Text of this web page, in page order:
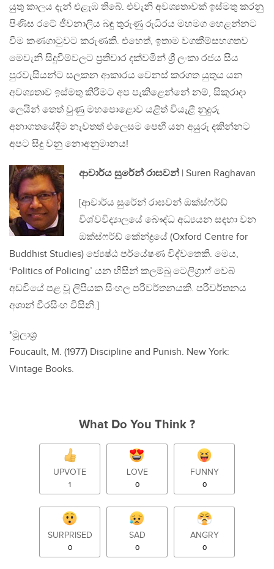
යුතු කාලය දැන් එළැඹ තිබේ. එවැනි අවශ්‍යතාවක් ඉස්මතු කරනු
පිණිස රටේ ජීවනාලිය බඳු තුරුණු රුධිරය මහමග හෙළන්නට
වීම කණගාටුවට කරුණකි. එහෙත්, ඉතාම වගකීම්සහගතව
මෙවැනි සිදුවීම්වලට ප්‍රතිචාර දක්වමින් ශ්‍රී ලංකා රජය සිය
පුරවැසියන්ට සලකන ආකාරය වෙනස් කරගත යුතුය යන
අවශ්‍යතාව ඉස්මතු කිරීමට අප පැකිළෙන්නේ නම්, සිකුරාදා
ලෙයින් තෙත් වුණු මහපොළොව යළිත් වියැළී නුදුරු
අනාගතයේදීම නැවතත් එලෙසම පෙඟී යන අයුරු දකින්නට
අපට සිදු වනු නොඅනුමානය!
ආචාර්ය සුරේන් රාඝවන් | Suren Raghavan
[ආචාර්ය සුරේන් රාඝවන් ඔක්ස්ෆර්ඩ්
විශ්වවිද්‍යාලයේ බෞද්ධ අධ්‍යයන සඳහා වන
ඔක්ස්ෆර්ඩ් කේන්ද්‍රයේ (Oxford Centre for
Buddhist Studies) ජ්‍යෙෂ්ඨ පර්යේෂණ විද්වතෙකි. මෙය,
‘Politics of Policing’ යන හිසින් කලම්බු ටෙලිග්‍රාෆ් වෙබ්
අඩවියේ පළ වූ ලිපියක සිංහල පරිවර්තනයකි. පරිවර්තනය
අශාන් වීරසිංහ විසිනි.]
*මූලාශ්‍ර
Foucault, M. (1977) Discipline and Punish. New York:
Vintage Books.
What Do You Think ?
UPVOTE
1
LOVE
0
FUNNY
0
SURPRISED
0
SAD
0
ANGRY
0